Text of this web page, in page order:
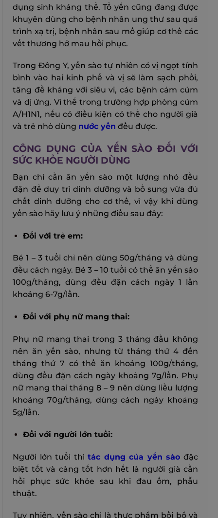
dụng sinh kháng thể. Tổ yến cũng đang được
khuyên dùng cho bệnh nhân ung thư sau quá
trình xạ trị, bệnh nhân sau mổ giúp cơ thể các
vết thương hở mau hồi phục.
Trong Đông Y, yến sào tự nhiên có vị ngọt tính
bình vào hai kinh phế và vị sẽ làm sạch phổi,
tăng đề kháng với siêu vi, các bệnh cảm cúm
và dị ứng. Vì thế trong trường hợp phòng cúm
A/H1N1, nếu có điều kiện có thể cho người già
và trẻ nhỏ dùng nước yến đều được.
CÔNG DỤNG CỦA YẾN SÀO ĐỐI VỚI
SỨC KHỎE NGƯỜI DÙNG
Bạn chỉ cần ăn yến sào một lượng nhỏ đều
đặn để duy trì dinh dưỡng và bổ sung vừa đủ
chất dinh dưỡng cho cơ thể, vì vậy khi dùng
yến sào hãy lưu ý những điều sau đây:
Đối với trẻ em:
Bé 1 – 3 tuổi chỉ nên dùng 50g/tháng và dùng
đều cách ngày. Bé 3 – 10 tuổi có thể ăn yến sào
100g/tháng, dùng đều đặn cách ngày 1 lần
khoảng 6-7g/lần.
Đối với phụ nữ mang thai:
Phụ nữ mang thai trong 3 tháng đầu không
nên ăn yến sào, nhưng từ tháng thứ 4 đến
tháng thứ 7 có thể ăn khoảng 100g/tháng,
dùng đều đặn cách ngày khoảng 7g/lần. Phụ
nữ mang thai tháng 8 – 9 nên dùng liều lượng
khoảng 70g/tháng, dùng cách ngày khoảng
5g/lần.
Đối với người lớn tuổi:
Người lớn tuổi thìtác dụng của yến sào đặc
biệt tốt và càng tốt hơn hết là người già cần
hồi phục sức khỏe sau khi đau ốm, phẫu
thuật.
Tuy nhiên, yến sào chỉ là thực phẩm bồi bổ và